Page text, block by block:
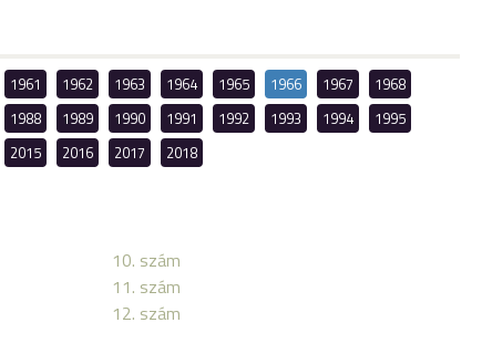
1961 1962 1963 1964 1965 1966 1967
1968
1988 1989 1990 1991 1992 1993 1994
1995
2015 2016 2017 2018
10. szám
11. szám
12. szám